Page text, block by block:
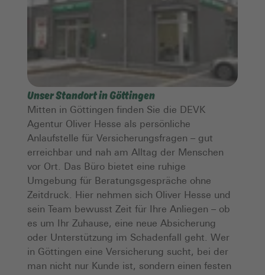
Unser Standort in Göttingen
Mitten in Göttingen finden Sie die DEVK
Agentur Oliver Hesse als persönliche
Anlaufstelle für Versicherungsfragen – gut
erreichbar und nah am Alltag der Menschen
vor Ort. Das Büro bietet eine ruhige
Umgebung für Beratungsgespräche ohne
Zeitdruck. Hier nehmen sich Oliver Hesse und
sein Team bewusst Zeit für Ihre Anliegen – ob
es um Ihr Zuhause, eine neue Absicherung
oder Unterstützung im Schadenfall geht. Wer
in Göttingen eine Versicherung sucht, bei der
man nicht nur Kunde ist, sondern einen festen